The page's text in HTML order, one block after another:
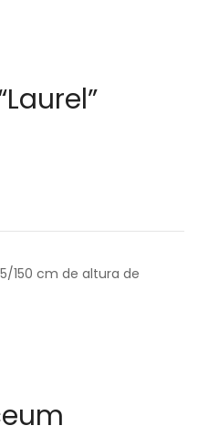
150 cm de altura de